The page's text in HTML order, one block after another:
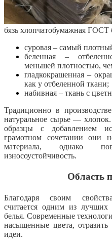
бязь хлопчатобумажная
суровая – самый
беленная –
меньшей плотностью,
гладкокрашенная –
как у отбеленной ткани;
набивная – ткань с
Традиционно в
натуральное сырье —
образцы с добавлением
грамотном сочетании они
материала, однако
износоустойчивость.
Область
Благодаря своим
считается одним из лучших
белья. Современные
насыщенные цвета,
идеи.